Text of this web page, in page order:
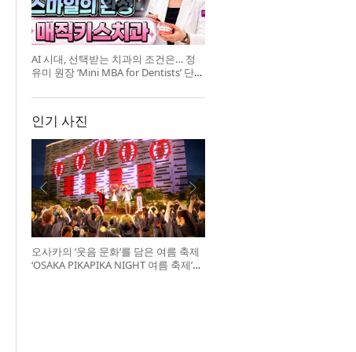
AI 시대, 선택받는 치과의 조건은… 정
유미 원장 ‘Mini MBA for Dentists’ 단독
인기 사진
오사카의 ‘웃음 문화’를 담은 여름 축제
‘OSAKA PIKAPIKA NIGHT 여름 축제’